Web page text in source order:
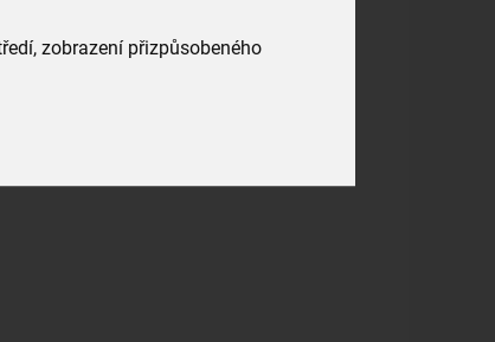
zobrazení přizpůsobeného